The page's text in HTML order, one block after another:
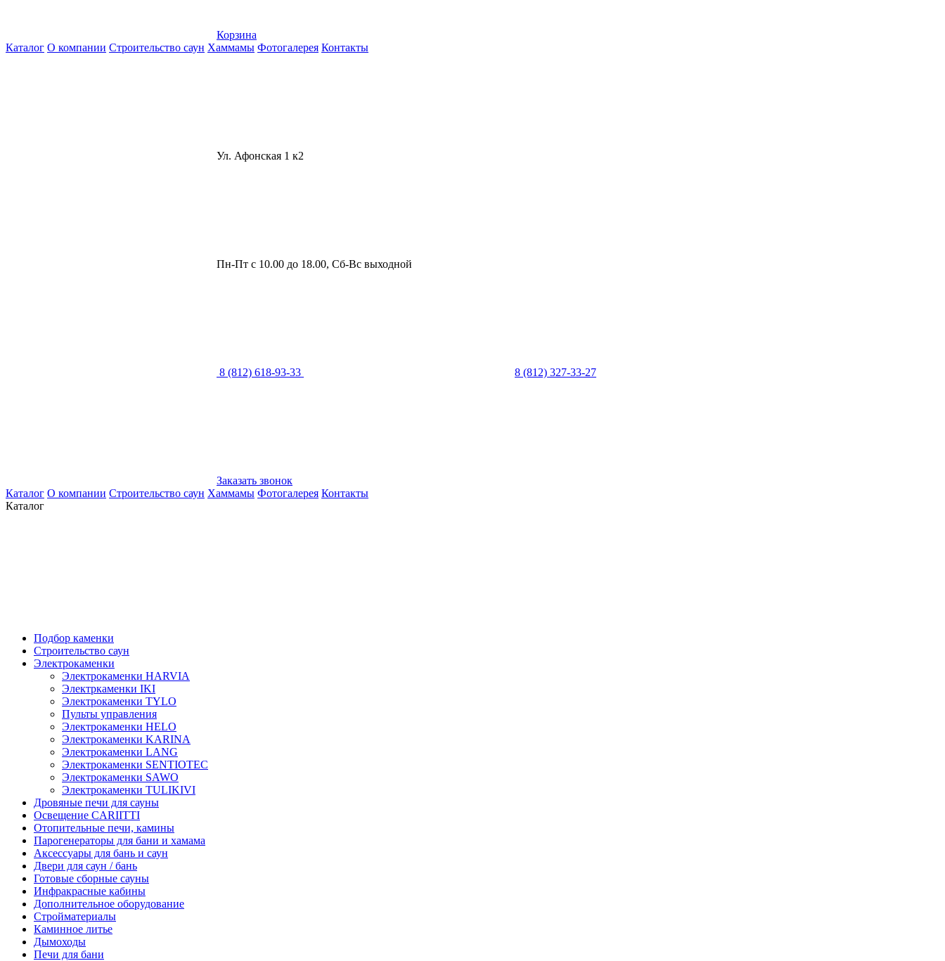
Корзина
Каталог О компании Строительство саун Хаммамы Фотогалерея Контакты
Ул. Афонская 1 к2
Пн-Пт с 10.00 до 18.00, Сб-Вс выходной
8 (812) 618-93-33 8 (812) 327-33-27
Заказать звонок
Каталог О компании Строительство саун Хаммамы Фотогалерея Контакты
Каталог
Подбор каменки
Строительство саун
Электрокаменки
Электрокаменки HARVIA
Электркаменки IKI
Электрокаменки TYLO
Пульты управления
Электрокаменки HELO
Электрокаменки KARINA
Электрокаменки LANG
Электрокаменки SENTIOTEC
Электрокаменки SAWO
Электрокаменки TULIKIVI
Дровяные печи для сауны
Освещение CARIITTI
Отопительные печи, камины
Парогенераторы для бани и хамама
Аксессуары для бань и саун
Двери для саун / бань
Готовые сборные сауны
Инфракрасные кабины
Дополнительное оборудование
Стройматериалы
Каминное литье
Дымоходы
Печи для бани